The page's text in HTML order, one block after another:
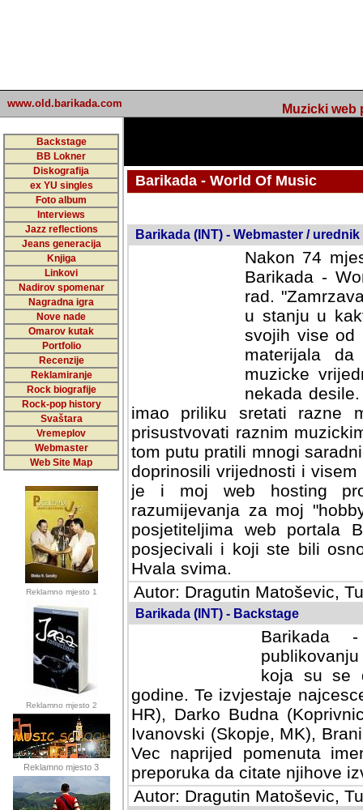
www.old.barikada.com Muzicki web
Backstage
BB Lokner
Diskografija
ex YU singles
Foto album
Interviews
Jazz reflections
Jeans generacija
Knjiga
Linkovi
Nadirov spomenar
Nagradna igra
Nove nade
Omarov kutak
Portfolio
Recenzije
Reklamiranje
Rock biografije
Rock-pop history
Svaštara
Vremeplov
Webmaster
Web Site Map
Reklamno mjesto 1
Reklamno mjesto 2
Reklamno mjesto 3
Barikada - World Of Music
Barikada (INT) - Webmaster / urednik
Nakon 74
Barikada -
rad.
u stanju u
svojih vise od
materijala
muzicke
nekada
imao priliku sretati razne
prisustvovati raznim
tom putu pratili mnogi
doprinosili vrijednosti i
je i moj web hosting
razumijevanja za moj
posjetiteljima web portala
posjecivali i koji ste bili
Hvala svima.
Autor: Dragutin Matoševic,
Barikada (INT) - Backstage
Barikada
koja su se
godine. Te izvjestaje
HR), Darko Budna
Ivanovski (Skopje, MK),
Vec naprijed pomenuta
preporuka da citate njihove
Autor: Dragutin Matoševic,